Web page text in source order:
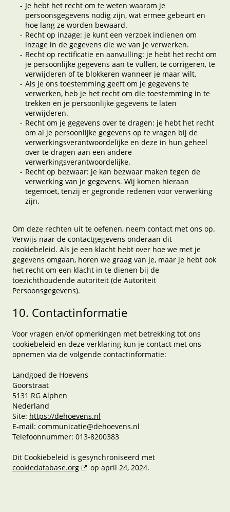
Je hebt het recht om te weten waarom je
persoonsgegevens nodig zijn, wat ermee gebeurt en
hoe lang ze worden bewaard.
Recht op inzage: je kunt een verzoek indienen om
inzage in de gegevens die we van je verwerken.
Recht op rectificatie en aanvulling: je hebt het recht om
je persoonlijke gegevens aan te vullen, te corrigeren, te
verwijderen of te blokkeren wanneer je maar wilt.
Als je ons toestemming geeft om je gegevens te
verwerken, heb je het recht om die toestemming in te
trekken en je persoonlijke gegevens te laten
verwijderen.
Recht om je gegevens over te dragen: je hebt het recht
om al je persoonlijke gegevens op te vragen bij de
verwerkingsverantwoordelijke en deze in hun geheel
over te dragen aan een andere
verwerkingsverantwoordelijke.
Recht op bezwaar: je kan bezwaar maken tegen de
verwerking van je gegevens. Wij komen hieraan
tegemoet, tenzij er gegronde redenen voor verwerking
zijn.
Om deze rechten uit te oefenen, neem contact met ons op.
Verwijs naar de contactgegevens onderaan dit
cookiebeleid. Als je een klacht hebt over hoe we met je
gegevens omgaan, horen we graag van je, maar je hebt ook
het recht om een klacht in te dienen bij de
toezichthoudende autoriteit (de Autoriteit
Persoonsgegevens).
10. Contactinformatie
Voor vragen en/of opmerkingen met betrekking tot ons
cookiebeleid en deze verklaring kun je contact met ons
opnemen via de volgende contactinformatie:
Landgoed de Hoevens
Goorstraat
5131 RG Alphen
Nederland
Site: https://dehoevens.nl
E-mail: communicatie@dehoevens.nl
Telefoonnummer: 013-8200383
Dit Cookiebeleid is gesynchroniseerd met
cookiedatabase.org
op april 24, 2024.